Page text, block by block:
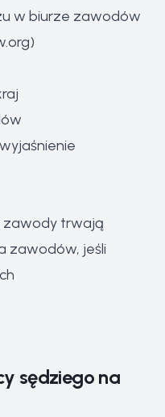
w biurze zawodów
)
zawody trwają
zawodów, jeśli
sędziego na